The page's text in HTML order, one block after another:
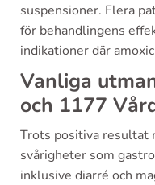
suspensioner. Flera
för behandlingens
indikationer där
Vanliga
och 1177
Trots positiva resultat
svårigheter som
inklusive diarré och